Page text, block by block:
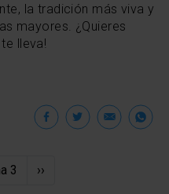
la tradición más viva y
mayores. ¿Quieres
lleva!
Facebook
Twitter
3
Siguiente
››